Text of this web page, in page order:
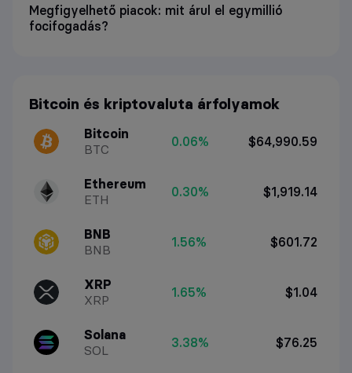
Megfigyelhető piacok: mit árul el egymillió
focifogadás?
Bitcoin és kriptovaluta árfolyamok
Bitcoin
BTC
0.06% $64,990.59
Ethereum
ETH
0.30% $1,919.14
BNB
BNB
1.56% $601.72
XRP
XRP
1.65% $1.04
Solana
SOL
3.38% $76.25